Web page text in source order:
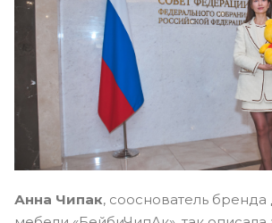
Анна Чипак, сооснователь бренда